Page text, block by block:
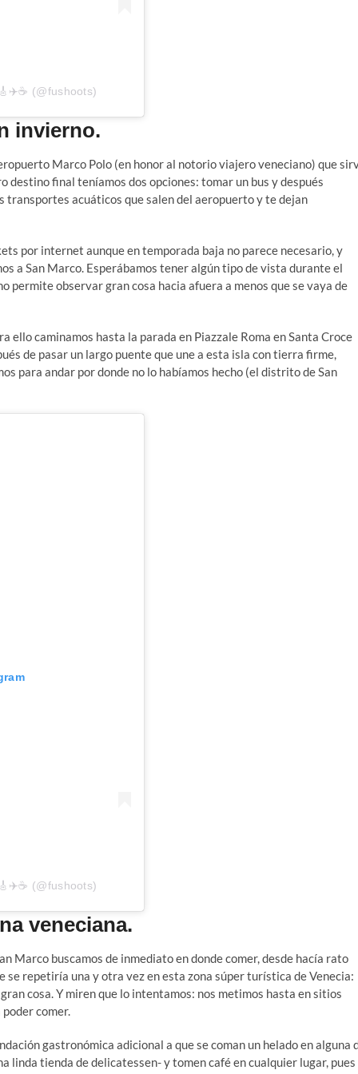
(@fushoots)
invierno.
Marco Polo (en honor al notorio viajero veneciano) que
destino final teníamos dos opciones: tomar un bus y después
transportes acuáticos que salen del aeropuerto y te dejan
por internet aunque en temporada baja no parece necesario, y
a San Marco. Esperábamos tener algún tipo de vista durante el
permite observar gran cosa hacia afuera a menos que se vaya de
ello caminamos hasta la parada en Piazzale Roma en Santa Croce
de pasar un largo puente que une a esta isla con tierra firme,
para andar por donde no lo habíamos hecho (el distrito de San
(@fushoots)
veneciana.
Marco buscamos de inmediato en donde comer, desde hacía rato
se repetiría una y otra vez en esta zona súper turística de Venecia:
cosa. Y miren que lo intentamos: nos metimos hasta en sitios
comer.
gastronómica adicional a que se coman un helado en alguna
linda tienda de delicatessen- y tomen café en cualquier lugar, pues